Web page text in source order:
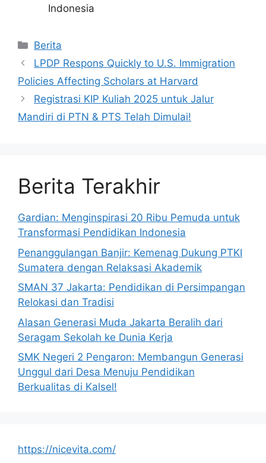
Indonesia
Kategori
Berita
LPDP Respons Quickly to U.S. Immigration
Policies Affecting Scholars at Harvard
Registrasi KIP Kuliah 2025 untuk Jalur
Mandiri di PTN & PTS Telah Dimulai!
Berita Terakhir
Gardian: Menginspirasi 20 Ribu Pemuda untuk
Transformasi Pendidikan Indonesia
Penanggulangan Banjir: Kemenag Dukung PTKI
Sumatera dengan Relaksasi Akademik
SMAN 37 Jakarta: Pendidikan di Persimpangan
Relokasi dan Tradisi
Alasan Generasi Muda Jakarta Beralih dari
Seragam Sekolah ke Dunia Kerja
SMK Negeri 2 Pengaron: Membangun Generasi
Unggul dari Desa Menuju Pendidikan
Berkualitas di Kalsel!
https://nicevita.com/